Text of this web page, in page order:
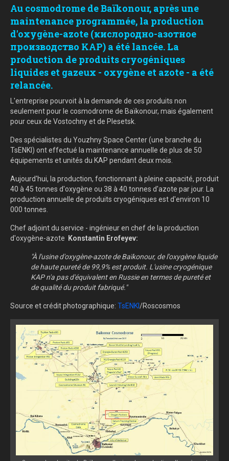
Au cosmodrome de Baïkonour, après une
maintenance programmée, la production
d'oxygène-azote (кислородно-азотное
производство KAP) a été lancée. La
production de produits cryogéniques
liquides et gazeux - oxygène et azote - a été
relancée.
L'entreprise pourvoit à la demande de ces produits non
seulement pour le cosmodrome de Baïkonour, mais également
pour ceux de Vostochny et de Plesetsk.
Des spécialistes du Youzhny Space Center (une branche du
TsENKI) ont effectué la maintenance annuelle de plus de 50
équipements et unités du KAP pendant deux mois.
Aujourd'hui, la production, fonctionnant à pleine capacité, produit
40 à 45 tonnes d'oxygène ou 38 à 40 tonnes d'azote par jour. La
production annuelle de produits cryogéniques est d'environ 10
000 tonnes.
Chef adjoint du service - ingénieur en chef de la production
d'oxygène-azote
Konstantin Erofeyev:
"À l'usine d'oxygène-azote de Baïkonour, de l'oxygène liquide
de haute pureté de 99,9% est produit. L'usine cryogénique
KAP n'a pas d'équivalent en Russie en termes de pureté et
de qualité du produit fabriqué."
Source et crédit photographique: TsENKI/Roscosmos